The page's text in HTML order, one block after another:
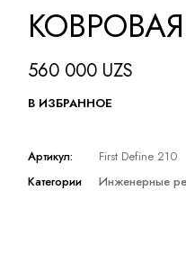
560 000 UZS
В ИЗБРАННОЕ
Артикул:
First Define 210
Категории
Инженерные